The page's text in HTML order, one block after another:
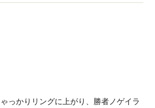
っかりリングに上がり、勝者ノゲイラ